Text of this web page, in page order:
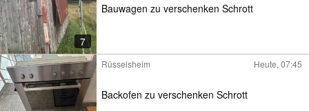
7
Bauwagen zu verschenken Schrott
Rüsselsheim Heute, 07:45
Backofen zu verschenken Schrott